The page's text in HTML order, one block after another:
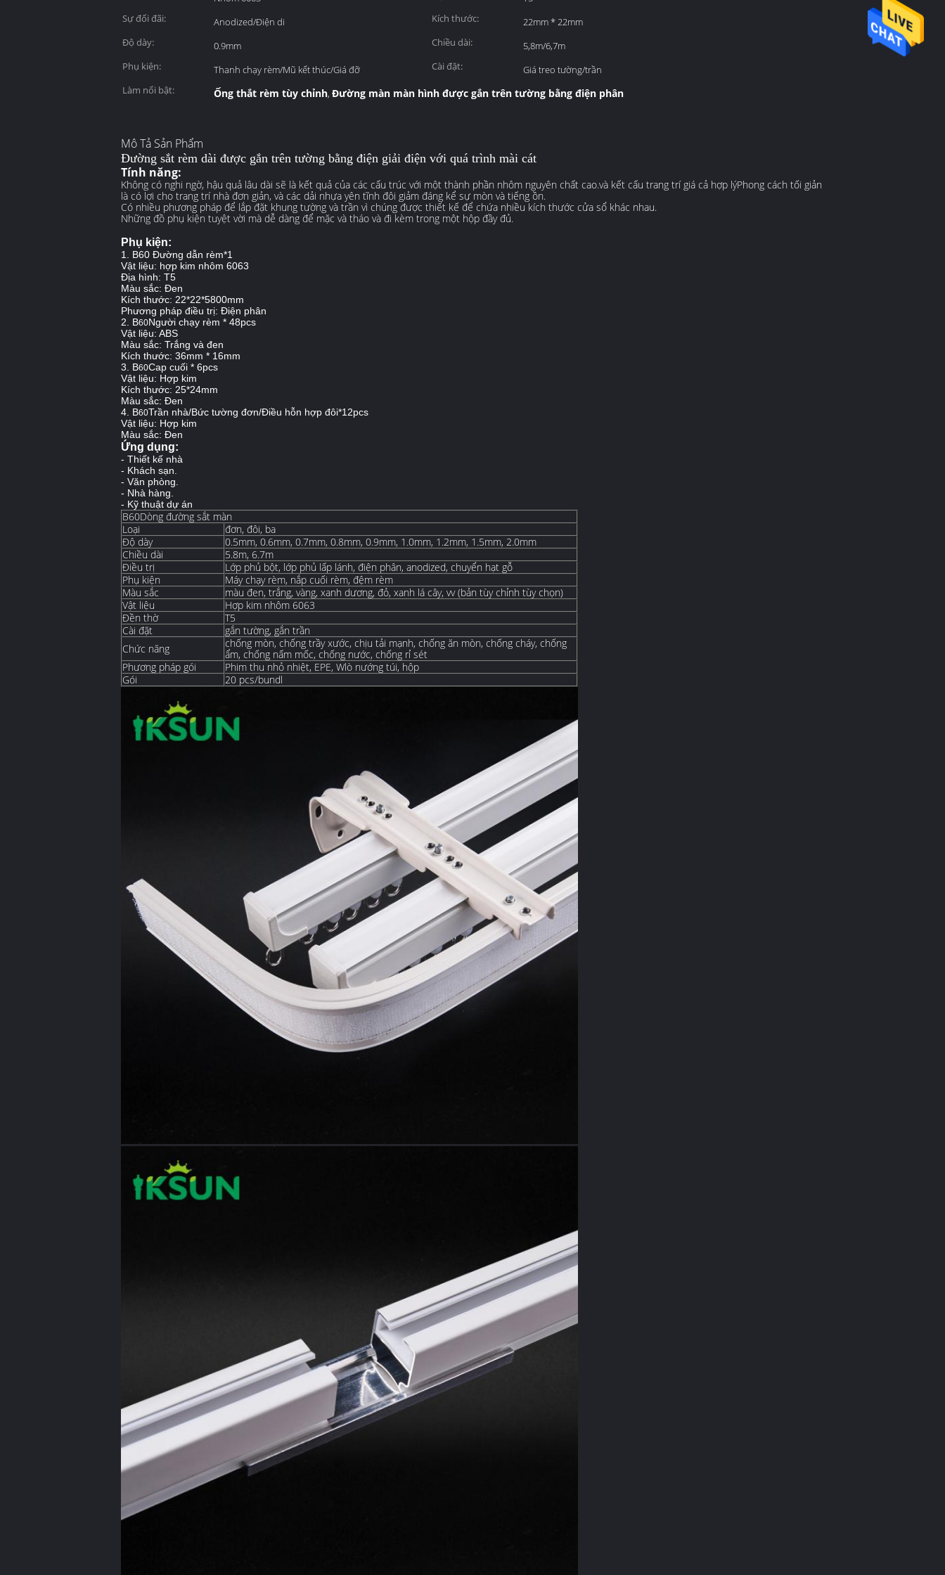
Sự đối đãi:
Anodized/Điện di Kích thước:
22mm * 22mm
Độ dày:
0.9mm Chiều dài:
5,8m/6,7m
Phụ kiện:
Thanh chạy rèm/Mũ kết thúc/Giá đỡ Cài đặt:
Giá treo tường/trần
Làm nổi bật:
Ống thắt rèm tùy chỉnh, Đường màn màn hình được gắn trên tường bằng điện phân
Mô Tả Sản Phẩm
Đường sắt rèm dài được gắn trên tường bằng điện giải điện với quá trình mài cát
Tính năng:
Không có nghi ngờ, hậu quả lâu dài sẽ là kết quả của các cấu trúc với một thành phần nhôm nguyên chất cao.và kết cấu trang trí giá cả hợp lýPhong cách tối giản
là có lợi cho trang trí nhà đơn giản, và các dải nhựa yên tĩnh đôi giảm đáng kể sự mòn và tiếng ồn.
Có nhiều phương pháp để lắp đặt khung tường và trần vì chúng được thiết kế để chứa nhiều kích thước cửa sổ khác nhau.
Những đồ phụ kiện tuyệt vời mà dễ dàng để mặc và tháo và đi kèm trong một hộp đầy đủ.
Phụ kiện:
1. B60 Đường dẫn rèm*1
Vật liệu: hợp kim nhôm 6063
Địa hình: T5
Màu sắc: Đen
Kích thước: 22*22*5800mm
Phương pháp điều trị: Điện phân
2. B60Người chạy rèm * 48pcs
Vật liệu: ABS
Màu sắc: Trắng và đen
Kích thước: 36mm * 16mm
3. B60Cap cuối * 6pcs
Vật liệu: Hợp kim
Kích thước: 25*24mm
Màu sắc: Đen
4. B60Trần nhà/Bức tường đơn/Điều hỗn hợp đôi*12pcs
Vật liệu: Hợp kim
Màu sắc: Đen
Ứng dụng:
- Thiết kế nhà
- Khách sạn.
- Văn phòng.
- Nhà hàng.
- Kỹ thuật dự án
B60Dòng đường sắt màn
Loại
đơn, đôi, ba
Độ dày
0.5mm, 0.6mm, 0.7mm, 0.8mm, 0.9mm, 1.0mm, 1.2mm, 1.5mm, 2.0mm
Chiều dài
5.8m, 6.7m
Điều trị
Lớp phủ bột, lớp phủ lấp lánh, điện phân, anodized, chuyển hạt gỗ
Phụ kiện
Máy chạy rèm, nắp cuối rèm, đệm rèm
Màu sắc
màu đen, trắng, vàng, xanh dương, đỏ, xanh lá cây, vv (bản tùy chỉnh tùy chọn)
Vật liệu
Hợp kim nhôm 6063
Đền thờ
T5
Cài đặt
gắn tường, gắn trần
Chức năng
chống mòn, chống trầy xước, chịu tải mạnh, chống ăn mòn, chống cháy, chống
ẩm, chống nấm mốc, chống nước, chống rỉ sét
Phương pháp gói
Phim thu nhỏ nhiệt, EPE, Wlò nướng túi, hộp
Gói
20 pcs/bundl